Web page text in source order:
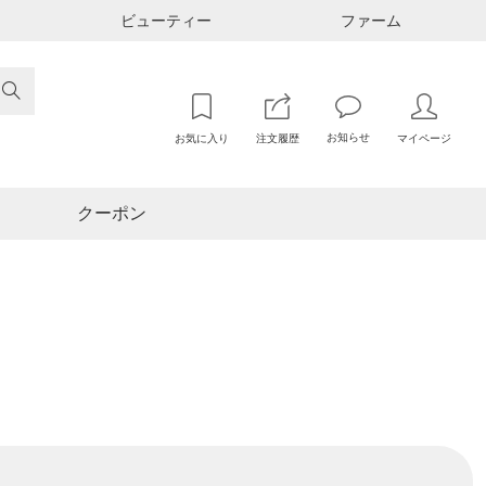
ビューティー ファーム

お気に入り 注文履歴 お知らせ マイページ
クーポン